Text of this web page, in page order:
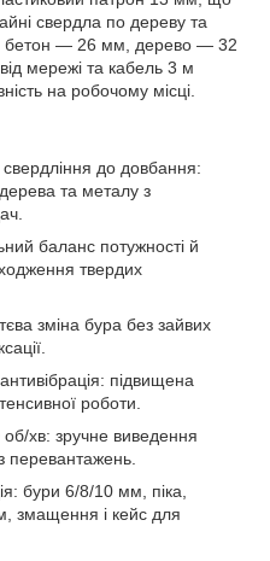
свердла по дереву та
бетон — 26 мм, дерево — 32
мережі та кабель 3 м
на робочому місці.
до довбання:
та металу з
баланс потужності й
твердих
зміна бура без зайвих
підвищена
роботи.
хв: зручне виведення
перевантажень.
бури 6/8/10 мм, піка,
змащення і кейс для